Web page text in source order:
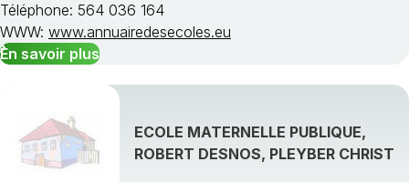
Téléphone: 564 036 164
WWW: www.annuairedesecoles.eu
En savoir plus
ECOLE MATERNELLE PUBLIQUE,
ROBERT DESNOS, PLEYBER CHRIST